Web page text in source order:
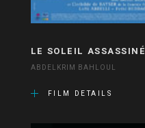
LE SOLEIL ASSASSINÉ
ABDELKRIM BAHLOUL
FILM DETAILS